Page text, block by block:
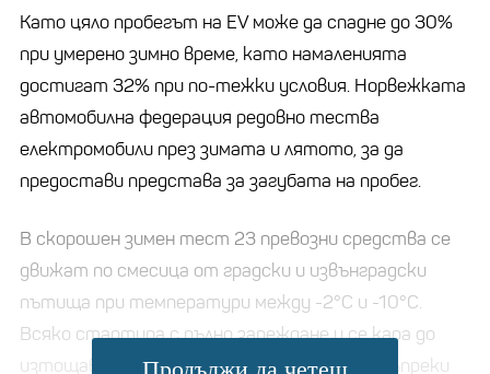
Като цяло пробегът на EV може да спадне до 30%
при умерено зимно време, като намаленията
достигат 32% при по-тежки условия. Норвежката
автомобилна федерация редовно тества
електромобили през зимата и лятото, за да
предостави представа за загубата на пробег.
В скорошен зимен тест 23 превозни средства се
движат по смесица от градски и извънградски
пътища при температури между -2°C и -10°C.
Всяко стартира с пълно зареждане и се кара до
изтощаване. Резултатите показват, че въпреки